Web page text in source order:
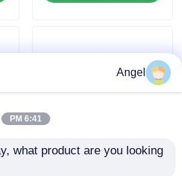
اتصل بنا
Angel
6:41 PM
what product are you looking